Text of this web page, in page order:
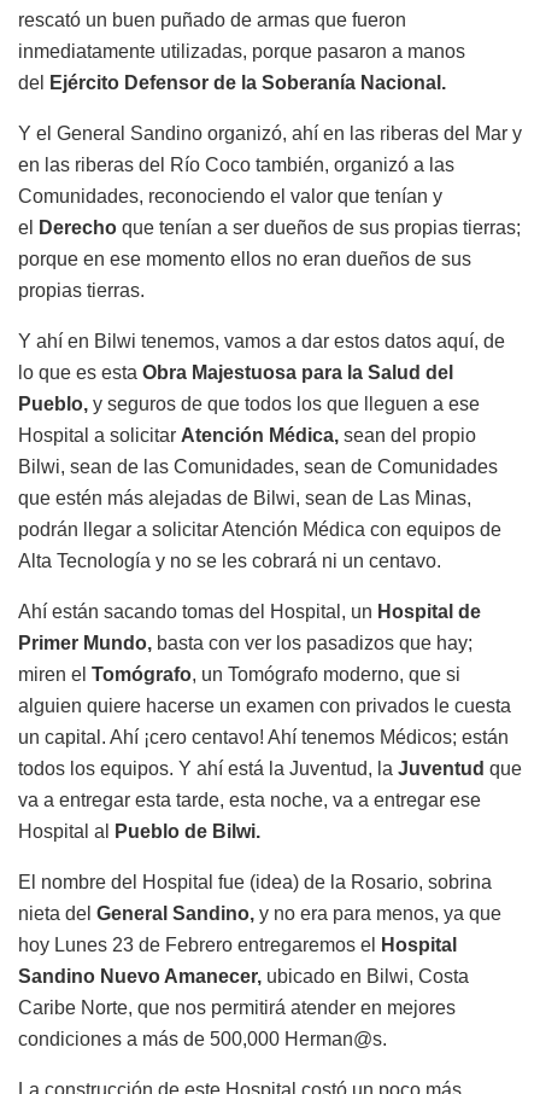
rescató un buen puñado de armas que fueron
inmediatamente utilizadas, porque pasaron a manos
del
Ejército Defensor de la Soberanía Nacional.
Y el General Sandino organizó, ahí en las riberas del Mar y
en las riberas del Río Coco también, organizó a las
Comunidades, reconociendo el valor que tenían y
el
Derecho que tenían a ser dueños de sus propias tierras;
porque en ese momento ellos no eran dueños de sus
propias tierras.
Y ahí en Bilwi tenemos, vamos a dar estos datos aquí, de
lo que es esta Obra Majestuosa para la Salud del
Pueblo, y seguros de que todos los que lleguen a ese
Hospital a solicitar Atención Médica, sean del propio
Bilwi, sean de las Comunidades, sean de Comunidades
que estén más alejadas de Bilwi, sean de Las Minas,
podrán llegar a solicitar Atención Médica con equipos de
Alta Tecnología y no se les cobrará ni un centavo.
Ahí están sacando tomas del Hospital, un Hospital de
Primer Mundo, basta con ver los pasadizos que hay;
miren el Tomógrafo, un Tomógrafo moderno, que si
alguien quiere hacerse un examen con privados le cuesta
un capital. Ahí ¡cero centavo! Ahí tenemos Médicos; están
todos los equipos. Y ahí está la Juventud, la Juventud que
va a entregar esta tarde, esta noche, va a entregar ese
Hospital al
Pueblo de Bilwi.
El nombre del Hospital fue (idea) de la Rosario, sobrina
nieta del General Sandino, y no era para menos, ya que
hoy Lunes 23 de Febrero entregaremos el
Hospital
Sandino Nuevo Amanecer, ubicado en Bilwi, Costa
Caribe Norte, que nos permitirá atender en mejores
condiciones a más de 500,000 Herman@s.
La construcción de este Hospital costó un poco más